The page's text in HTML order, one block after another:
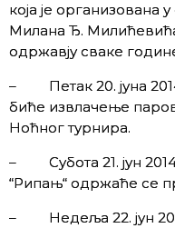
која је организована
Милана Ђ.
одржавју сваке
– Петак 20. јуна
биће извлачење
Ноћног турнира.
– Субота 21. јун
“Рипањ“ одржаће се
– Недеља 22. јун